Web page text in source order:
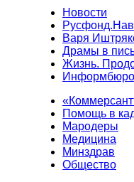
Новости
Варя
Драмы в
Жизнь.
Информбюро
Помощь в
Мародеры
Медицина
Минздрав
Общество